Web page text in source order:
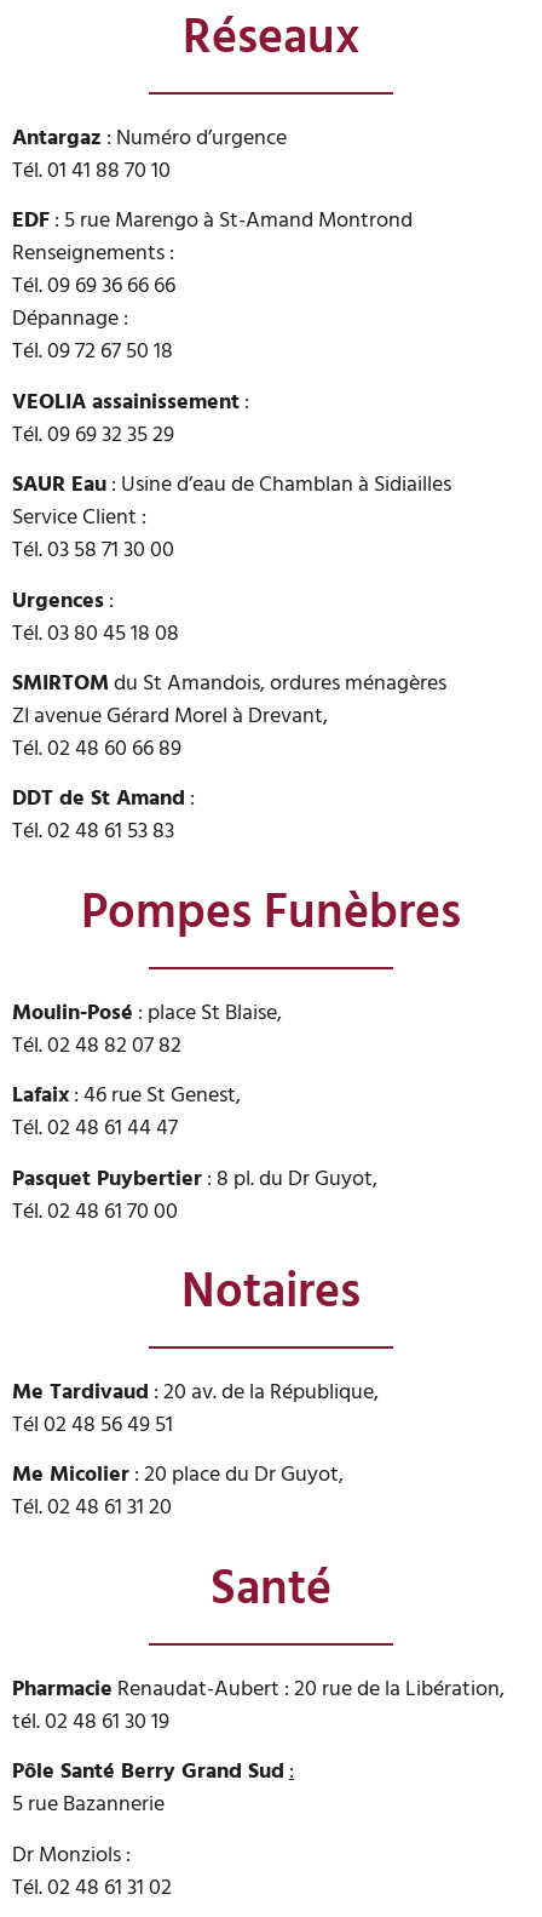
Réseaux
Antargaz : Numéro d’urgence
Tél. 01 41 88 70 10
EDF: 5 rue Marengo à St-Amand Montrond
Renseignements :
Tél. 09 69 36 66 66
Dépannage :
Tél. 09 72 67 50 18
VEOLIA assainissement:
Tél. 09 69 32 35 29
SAUR Eau: Usine d’eau de Chamblan à Sidiailles
Service Client :
Tél. 03 58 71 30 00
Urgences:
Tél. 03 80 45 18 08
SMIRTOMdu St Amandois,ordures ménagères
ZI avenue Gérard Morel à Drevant,
Tél. 02 48 60 66 89
DDT de St Amand :
Tél. 02 48 61 53 83
Pompes Funèbres
Moulin-Posé : place St Blaise,
Tél. 02 48 82 07 82
Lafaix: 46 rue St Genest,
Tél. 02 48 61 44 47
Pasquet Puybertier: 8 pl. du Dr Guyot,
Tél. 02 48 61 70 00
Notaires
Me Tardivaud : 20 av. de la République,
Tél 02 48 56 49 51
Me Micolier: 20 place du Dr Guyot,
Tél. 02 48 61 31 20
Santé
Pharmacie Renaudat-Aubert : 20 rue de la Libération,
tél. 02 48 61 30 19
Pôle Santé Berry Grand Sud:
5 rue Bazannerie
Dr Monziols :
Tél. 02 48 61 31 02